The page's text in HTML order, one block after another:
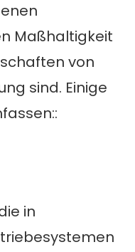
Maßhaltigkeit
von
sind. Einige
in